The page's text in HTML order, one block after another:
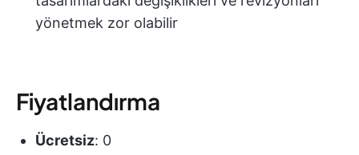
yönetmek zor olabilir
Fiyatlandırma
Ücretsiz: 0